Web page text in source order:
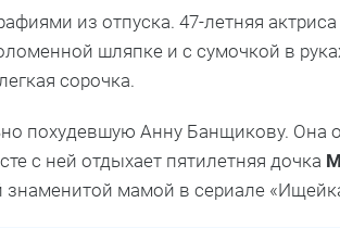
из отпуска. 47-летняя
шляпке и с сумочкой в
сорочка.
похудевшую Анну Банщикову. Она
с ней отдыхает пятилетняя дочка
знаменитой мамой в сериале